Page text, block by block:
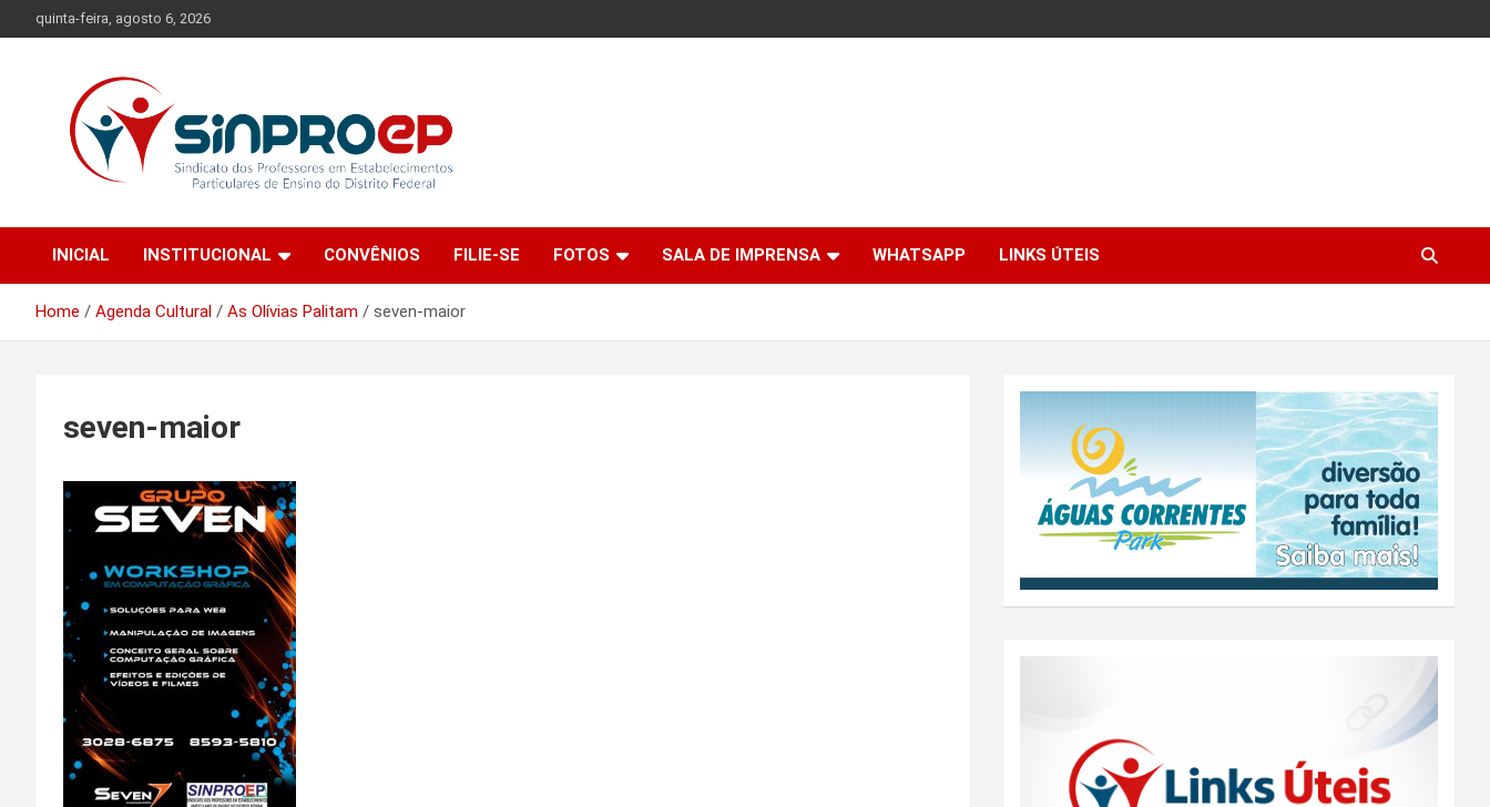
to
quinta-feira, agosto 6, 2026
Sinproep-DF
de Ensino do Distrito Federal
INICIAL
INSTITUCIONAL CONVÊNIOS FILIE-SE FOTOS SALA DE IMPRENSA WHATSAPP LINKS ÚTEIS
Home Agenda Cultural As Olívias Palitam seven-maior
seven-maior